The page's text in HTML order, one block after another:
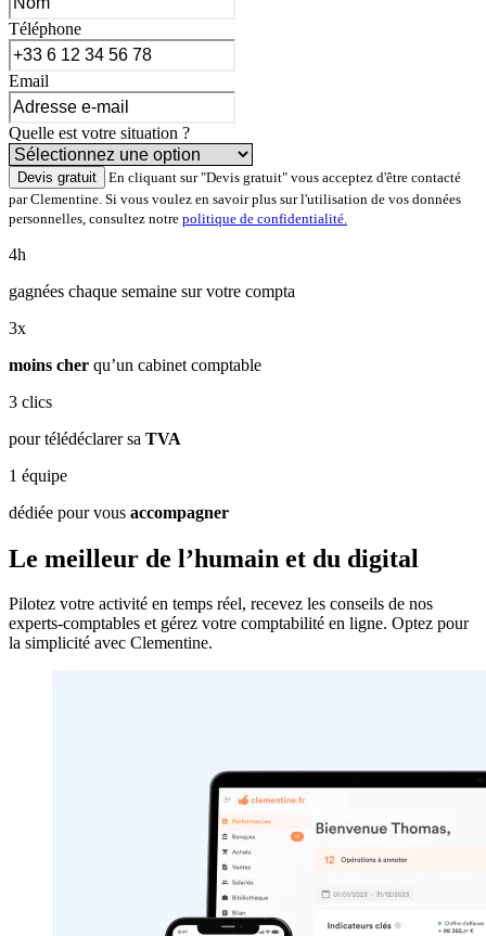
Téléphone
Email
Quelle est votre situation ?
Devis gratuit
En cliquant sur "Devis gratuit" vous acceptez d'être contacté
par Clementine. Si vous voulez en savoir plus sur l'utilisation de vos données
personnelles, consultez notre politique de confidentialité.
4h
gagnées chaque semaine sur votre compta
3x
moins cher qu’un cabinet comptable
3 clics
pour télédéclarer sa TVA
1 équipe
dédiée pour vous accompagner
Le meilleur de l’humain et du digital
Pilotez votre activité en temps réel, recevez les conseils de nos
experts-comptables et gérez votre comptabilité en ligne. Optez pour
la simplicité avec Clementine.